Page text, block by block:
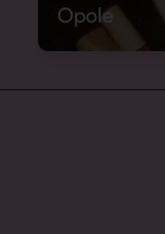
Opole